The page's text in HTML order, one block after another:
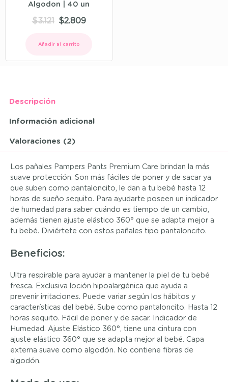
Algodon | 40 un
$3.121 $2.809
Añadir al carrito
Descripción
Información adicional
Valoraciones (2)
Los pañales Pampers Pants Premium Care brindan la más
suave protección. Son más fáciles de poner y de sacar ya
que suben como pantaloncito, le dan a tu bebé hasta 12
horas de sueño sequito. Para ayudarte poseen un indicador
de humedad para saber cuándo es tiempo de un cambio,
además tienen ajuste elástico 360° que se adapta mejor a
tu bebé. Diviértete con estos pañales tipo pantaloncito.
Beneficios:
Ultra respirable para ayudar a mantener la piel de tu bebé
fresca. Exclusiva loción hipoalargénica que ayuda a
prevenir irritaciones. Puede variar según los hábitos y
características del bebé. Sube como pantaloncito. Hasta 12
horas sequito. Fácil de poner y de sacar. Indicador de
Humedad. Ajuste Elástico 360°, tiene una cintura con
ajuste elástico 360° que se adapta mejor al bebé. Capa
externa suave como algodón. No contiene fibras de
algodón.